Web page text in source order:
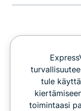
tule
toimintaasi